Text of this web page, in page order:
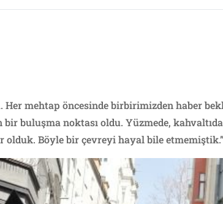
Her mehtap öncesinde birbirimizden haber
buluşma noktası oldu. Yüzmede,
Böyle bir çevreyi hayal bile etmemiştik.”